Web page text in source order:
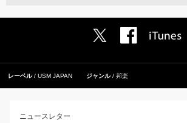
レーベル USM JAPAN ジャンル 邦楽
ニュースレター